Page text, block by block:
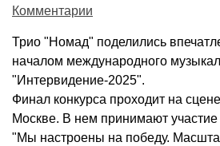
Комментарии
Трио "Номад" поделились
началом международного
"Интервидение-2025".
Финал конкурса проходит на
Москве. В нем принимают участие
"Мы настроены на победу.